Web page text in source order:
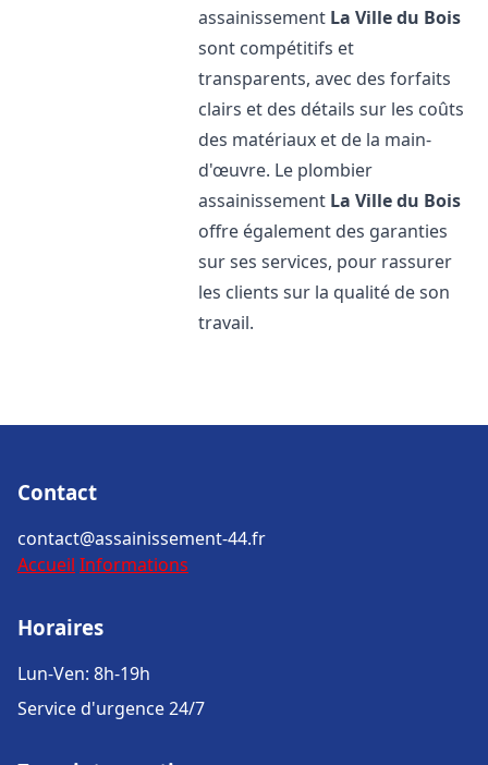
assainissement La Ville du Bois
sont compétitifs et
transparents, avec des forfaits
clairs et des détails sur les coûts
des matériaux et de la main-
d'œuvre. Le plombier
assainissement La Ville du Bois
offre également des garanties
sur ses services, pour rassurer
les clients sur la qualité de son
travail.
Contact
contact@assainissement-44.fr
Accueil Informations
Horaires
Lun-Ven: 8h-19h
Service d'urgence 24/7